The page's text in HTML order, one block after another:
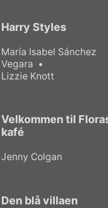
Harry Styles
María Isabel Sánchez
Vegara
Lizzie Knott
Velkommen til
kafé
Jenny Colgan
Den blå villaen